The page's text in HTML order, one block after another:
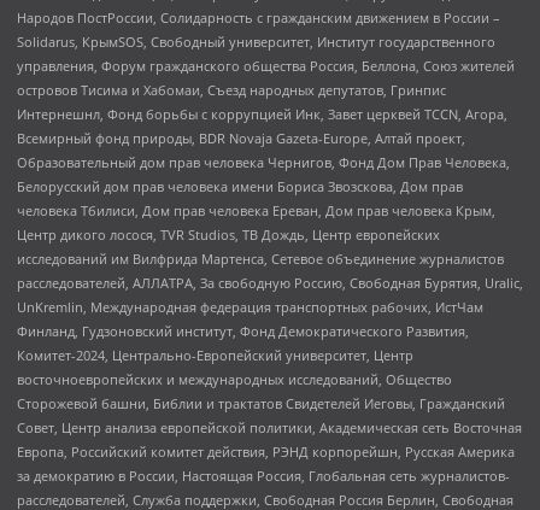
Народов ПостРоссии, Солидарность с гражданским движением в России –
Solidarus, КрымSOS, Свободный университет, Институт государственного
управления, Форум гражданского общества Россия, Беллона, Союз жителей
островов Тисима и Хабомаи, Съезд народных депутатов, Гринпис
Интернешнл, Фонд борьбы с коррупцией Инк, Завет церквей TCCN, Агора,
Всемирный фонд природы, BDR Novaja Gazeta-Europe, Алтай проект,
Образовательный дом прав человека Чернигов, Фонд Дом Прав Человека,
Белорусский дом прав человека имени Бориса Звозскова, Дом прав
человека Тбилиси, Дом прав человека Ереван, Дом прав человека Крым,
Центр дикого лосося, TVR Studios, ТВ Дождь, Центр европейских
исследований им Вилфрида Мартенса, Сетевое объединение журналистов
расследователей, АЛЛАТРА, За свободную Россию, Свободная Бурятия, Uralic,
UnKremlin, Международная федерация транспортных рабочих, ИстЧам
Финланд, Гудзоновский институт, Фонд Демократического Развития,
Комитет-2024, Центрально-Европейский университет, Центр
восточноевропейских и международных исследований, Общество
Сторожевой башни, Библии и трактатов Свидетелей Иеговы, Гражданский
Совет, Центр анализа европейской политики, Академическая сеть Восточная
Европа, Российский комитет действия, РЭНД корпорейшн, Русская Америка
за демократию в России, Настоящая Россия, Глобальная сеть журналистов-
расследователей, Служба поддержки, Свободная Россия Берлин, Свободная